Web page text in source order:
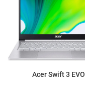
Acer Swift 3 EVO